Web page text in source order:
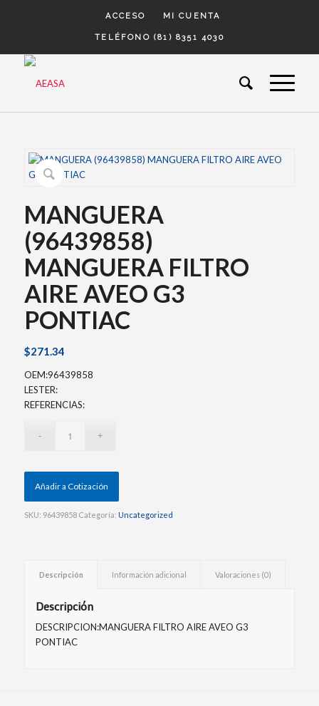
ACCESO MI CUENTA
TELÉFONO (81) 8351 4030
MANGUERA
(96439858)
MANGUERA FILTRO
AIRE AVEO G3
PONTIAC
$271.34
OEM:96439858
LESTER:
REFERENCIAS:
Añadir a Cotización
SKU: 96439858 Categoría: Uncategorized
Descripción Información adicional Valoraciones (0)
Descripción
DESCRIPCION:MANGUERA FILTRO AIRE AVEO G3
PONTIAC